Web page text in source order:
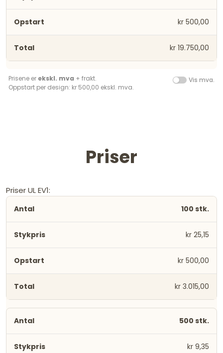
kr 500,00
kr 19.750,00
Prisene er ekskl. mva + frakt.
Oppstart per design: kr 500,00 ekskl. mva.
Vis mva.
Priser
Priser UL EV1:
100 stk.
kr 25,15
kr 500,00
kr 3.015,00
500 stk.
kr 9,35